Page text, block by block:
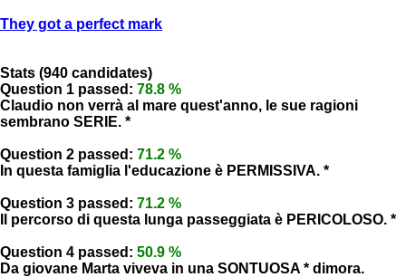
They got a perfect mark
Stats (940 candidates)
Question 1 passed: 78.8 %
Claudio non verrà al mare quest'anno, le sue ragioni
sembrano SERIE. *
Question 2 passed: 71.2 %
In questa famiglia l'educazione è PERMISSIVA. *
Question 3 passed: 71.2 %
Il percorso di questa lunga passeggiata è PERICOLOSO. *
Question 4 passed: 50.9 %
Da giovane Marta viveva in una SONTUOSA * dimora.